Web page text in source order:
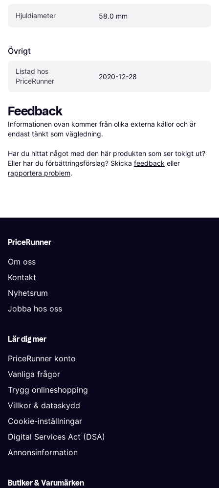
Hjuldiameter 58.0 mm
Övrigt
Listad hos
PriceRunner
2020-12-28
Feedback
Informationen ovan kommer från olika externa källor och är
endast tänkt som vägledning.
Har du hittat något med den här produkten som ser tokigt ut?
Eller har du förbättringsförslag? Skicka feedback eller
rapportera problem.
PriceRunner
Om oss
Kontakt
Nyhetsrum
Jobba hos oss
Lär dig mer
PriceRunner konto
Vanliga frågor
Trygg onlineshopping
Villkor & dataskydd
Cookie-inställningar
Digital Services Act (DSA)
Annonsinformation
Butiker & Varumärken